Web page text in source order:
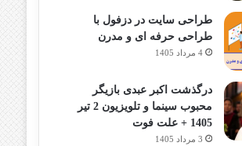
طراحی سایت در دزفول با
طراحی حرفه‌ ای و مدرن
4 مرداد 1405
درگذشت اکبر عبدی بازیگر
محبوب سینما و تلویزیون 2 تیر
1405 + علت فوت
3 مرداد 1405